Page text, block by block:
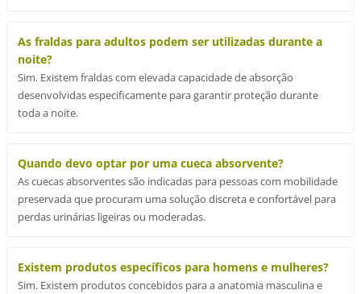
As fraldas para adultos podem ser utilizadas durante a
noite?
Sim. Existem fraldas com elevada capacidade de absorção
desenvolvidas especificamente para garantir proteção durante
toda a noite.
Quando devo optar por uma cueca absorvente?
As cuecas absorventes são indicadas para pessoas com mobilidade
preservada que procuram uma solução discreta e confortável para
perdas urinárias ligeiras ou moderadas.
Existem produtos específicos para homens e mulheres?
Sim. Existem produtos concebidos para a anatomia masculina e